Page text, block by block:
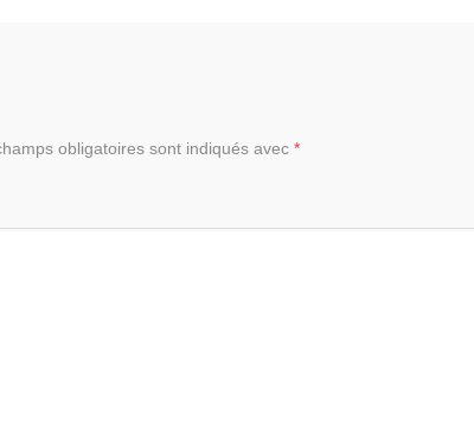
obligatoires sont indiqués avec *